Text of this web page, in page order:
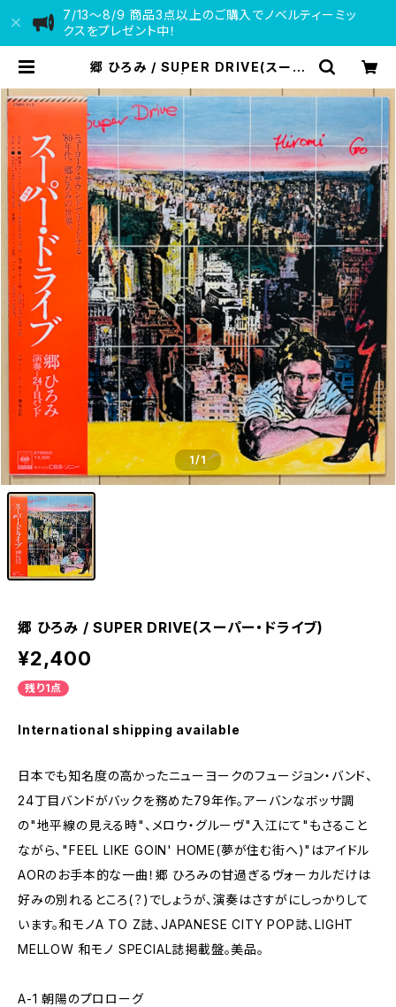
7/13〜8/9 商品3点以上のご購入でノベルティーミッ
クスをプレゼント中！
郷 ひろみ / SUPER DRIVE(スーパ
1/1
郷 ひろみ / SUPER DRIVE(スーパー・ドライブ)
¥2,400
残り1点
International shipping available
日本でも知名度の高かったニューヨークのフュージョン・バンド、
24丁目バンドがバックを務めた79年作。アーバンなボッサ調
の"地平線の見える時"、メロウ・グルーヴ"入江にて"もさること
ながら、"FEEL LIKE GOIN' HOME(夢が住む街へ)"はアイドル
AORのお手本的な一曲！郷 ひろみの甘過ぎるヴォーカルだけは
好みの別れるところ(？)でしょうが、演奏はさすがにしっかりして
います。和モノA TO Z誌、JAPANESE CITY POP誌、LIGHT
MELLOW 和モノ SPECIAL誌掲載盤。美品。
A-1 朝陽のプロローグ